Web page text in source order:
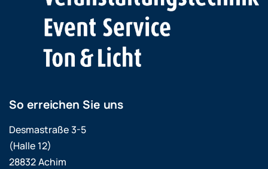
So erreichen Sie uns
Desmastraße 3-5
(Halle 12)
28832 Achim